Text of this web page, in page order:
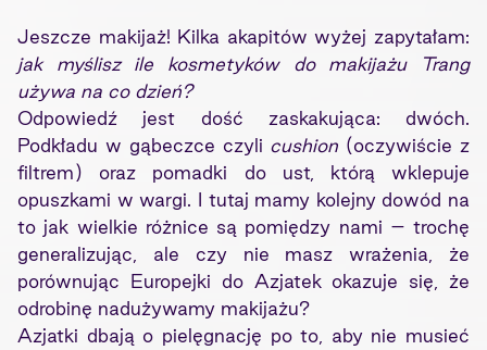
Jeszcze makijaż! Kilka akapitów wyżej zapytałam:
jak myślisz ile kosmetyków do makijażu Trang
używa na co dzień?
Odpowiedź jest dość zaskakująca: dwóch.
Podkładu w gąbeczce czyli cushion (oczywiście z
filtrem) oraz pomadki do ust, którą wklepuje
opuszkami w wargi. I tutaj mamy kolejny dowód na
to jak wielkie różnice są pomiędzy nami – trochę
generalizując, ale czy nie masz wrażenia, że
porównując Europejki do Azjatek okazuje się, że
odrobinę nadużywamy makijażu?
Azjatki dbają o pielęgnację po to, aby nie musieć